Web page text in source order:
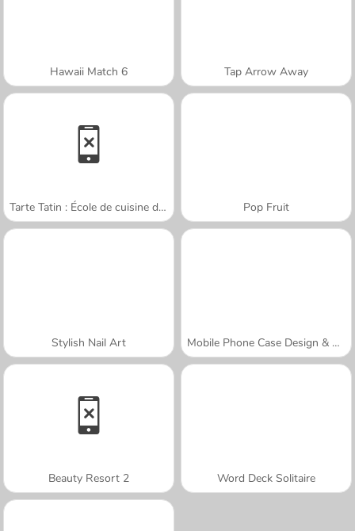
Hawaii Match 6 Tap Arrow Away
Tarte Tatin : École de cuisine de Sara Pop Fruit
Stylish Nail Art Mobile Phone Case Design & DIY
Beauty Resort 2 Word Deck Solitaire